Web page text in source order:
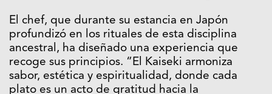
El chef, que durante su estancia en Japón
profundizó en los rituales de esta disciplina
ancestral, ha diseñado una experiencia que
recoge sus principios. “El Kaiseki armoniza
sabor, estética y espiritualidad, donde cada
plato es un acto de gratitud hacia la